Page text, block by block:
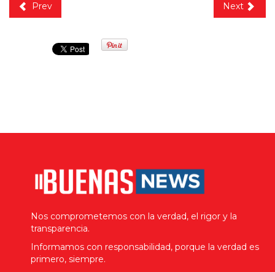
Prev Next
Nos comprometemos con la verdad, el rigor y la
transparencia.
Informamos con responsabilidad, porque la verdad es
primero, siempre.